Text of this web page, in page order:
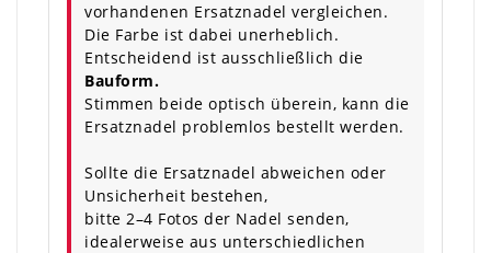
vorhandenen Ersatznadel vergleichen.
Die Farbe ist dabei unerheblich.
Entscheidend ist ausschließlich die
Bauform.
Stimmen beide optisch überein, kann die
Ersatznadel problemlos bestellt werden.
Sollte die Ersatznadel abweichen oder
Unsicherheit bestehen,
bitte 2–4 Fotos der Nadel senden,
idealerweise aus unterschiedlichen